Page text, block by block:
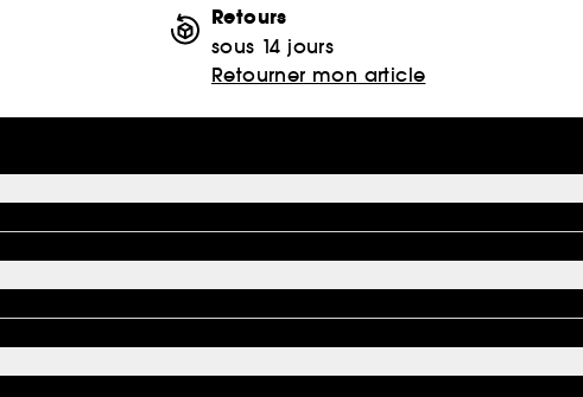
Retours
sous 14 jours
Retourner mon article